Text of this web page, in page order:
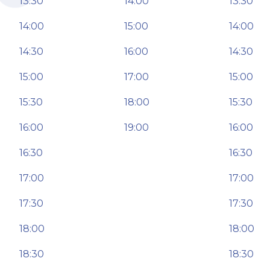
14:00
14:30
15:00
15:30
16:00
16:30
17:00
17:30
18:00
18:30
15:00
16:00
17:00
18:00
19:00
14:00
14:30
15:00
15:30
16:00
16:30
17:00
17:30
18:00
18:30